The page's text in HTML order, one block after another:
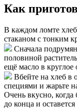
Как
В каждом ломте
стаканом с тонким
Сначала
половиной
ещё масло в круглое
Вбейте на хлеб в
специями и жарьте
Очень вкусно,
до конца и